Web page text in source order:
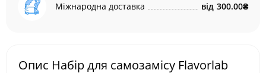
Міжнародна доставка від 300.00₴
Опис Набір для самозамісу Flavorlab